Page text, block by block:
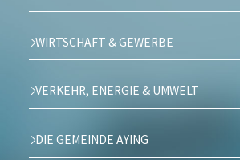
WIRTSCHAFT & GEWERBE
VERKEHR, ENERGIE & UMWELT
DIE GEMEINDE AYING